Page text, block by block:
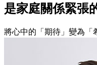
是家庭關係緊張
將心中的「期待」變為「